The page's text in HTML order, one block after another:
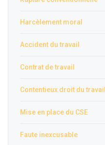
Harcèlement moral
Accident du travail
Contrat de travail
Contentieux droit du travail
Mise en place du CSE
Faute inexcusable